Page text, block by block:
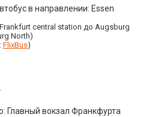
в направлении: Essen
central station до Augsburg
North)
FlixBus)
Главный вокзал Франкфурта